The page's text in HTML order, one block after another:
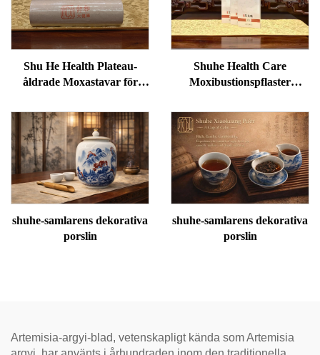
Shu He Health Plateau-
åldrade Moxastavar för
fuktreducering och
meridianvärme
Shuhe Health Care
Moxibustionspflaster
svullnader under ögonen,
återställa vitalitet och
avblockera meridianer.
shuhe-samlarens dekorativa
porslin
shuhe-samlarens dekorativa
porslin
Artemisia-argyi-blad, vetenskapligt kända som Artemisia